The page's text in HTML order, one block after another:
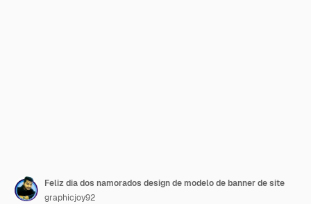
Feliz dia dos namorados design de modelo de banner de site
graphicjoy92